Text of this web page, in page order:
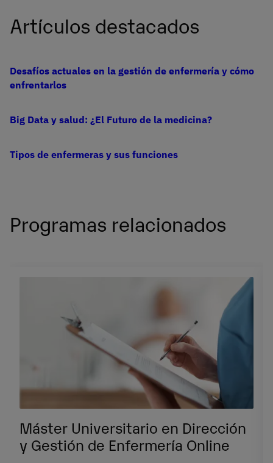
Artículos destacados
Desafíos actuales en la gestión de enfermería y cómo
enfrentarlos
Big Data y salud: ¿El Futuro de la medicina?
Tipos de enfermeras y sus funciones
Programas relacionados
Máster Universitario en Dirección
y Gestión de Enfermería Online